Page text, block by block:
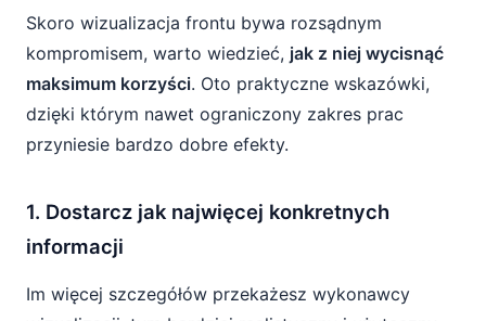
Skoro wizualizacja frontu bywa rozsądnym
kompromisem, warto wiedzieć, jak z niej wycisnąć
maksimum korzyści. Oto praktyczne wskazówki,
dzięki którym nawet ograniczony zakres prac
przyniesie bardzo dobre efekty.
1. Dostarcz jak najwięcej konkretnych
informacji
Im więcej szczegółów przekażesz wykonawcy